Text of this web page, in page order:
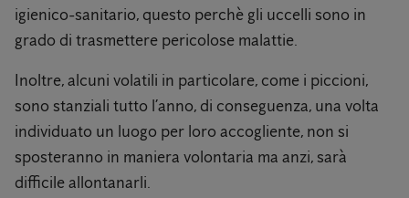
igienico-sanitario, questo perchè gli uccelli sono in
grado di trasmettere pericolose malattie.
Inoltre, alcuni volatili in particolare, come i piccioni,
sono stanziali tutto l’anno, di conseguenza, una volta
individuato un luogo per loro accogliente, non si
sposteranno in maniera volontaria ma anzi, sarà
difficile allontanarli.